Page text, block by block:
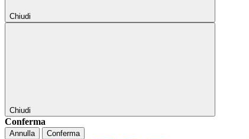
Chiudi
Chiudi
Conferma
Annulla Conferma